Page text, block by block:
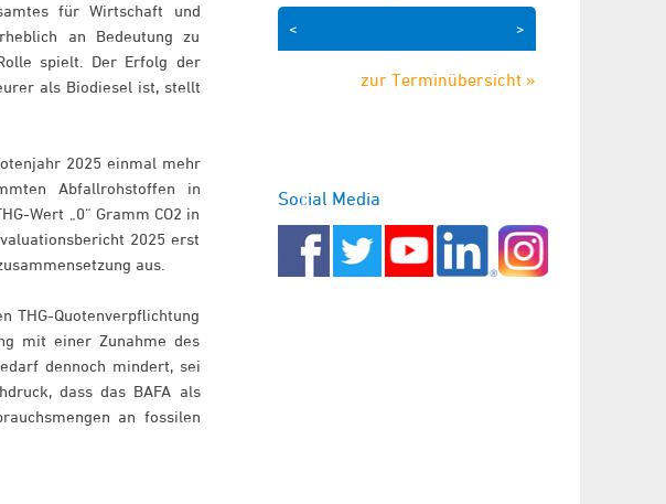
für Wirtschaft und
an Bedeutung zu
spielt. Der Erfolg der
als Biodiesel ist, stellt
2025 einmal mehr
Abfallrohstoffen in
Wert „0“ Gramm CO2 in
2025 erst
aus.
THG-Quotenverpflichtung
mit einer Zunahme des
dennoch mindert, sei
dass das BAFA als
an fossilen
>
<
zur Terminübersicht »
Social Media